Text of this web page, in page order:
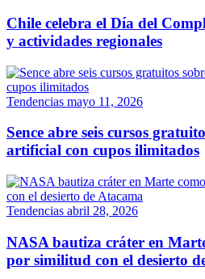
Chile celebra el Día del
y actividades regionales
Tendencias mayo 11, 2026
Sence abre seis cursos
artificial con cupos ilimitados
Tendencias abril 28, 2026
NASA bautiza cráter en
por similitud con el desierto